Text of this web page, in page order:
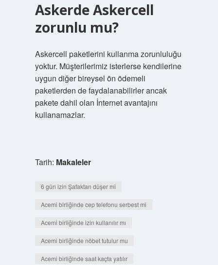
Askerde Askercell
zorunlu mu?
Askercell paketlerini kullanma zorunluluğu
yoktur. Müşterilerimiz isterlerse kendilerine
uygun diğer bireysel ön ödemeli
paketlerden de faydalanabilirler ancak
pakete dahil olan İnternet avantajını
kullanamazlar.
Tarih: Makaleler
6 gün izin Şafaktan düşer mi
Acemi birliğinde cep telefonu serbest mi
Acemi birliğinde izin kullanılır mı
Acemi birliğinde nöbet tutulur mu
Acemi birliğinde saat kaçta yatılır